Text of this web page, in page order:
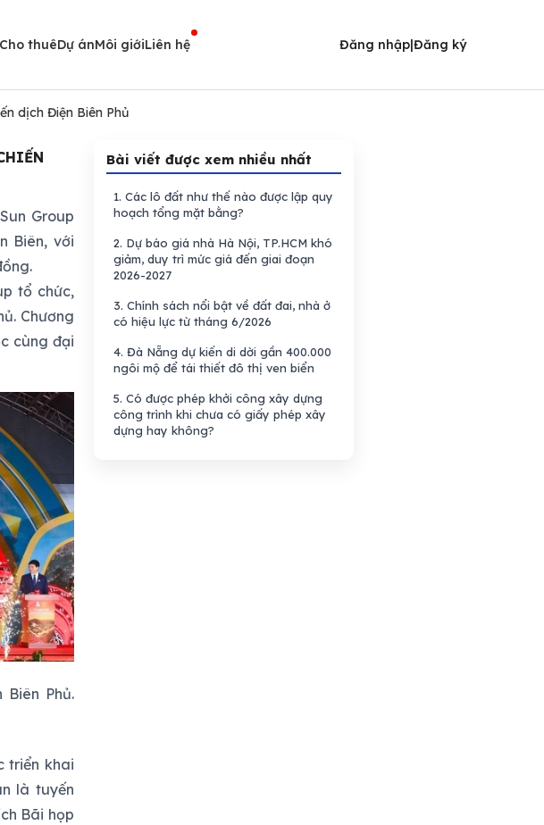
Cho thuêDự ánMôi giớiLiên hệ Đăng nhập|Đăng ký
dịch Điện Biên Phủ
Group
Biên, với
tổ chức,
Chương
cùng đại
Phủ.
triển khai
là tuyến
Bãi họp
Bài viết được xem nhiều nhất
1. Các lô đất như thế nào được lập quy
hoạch tổng mặt bằng?
2. Dự báo giá nhà Hà Nội, TP.HCM khó
giảm, duy trì mức giá đến giai đoạn
2026-2027
3. Chính sách nổi bật về đất đai, nhà ở
có hiệu lực từ tháng 6/2026
4. Đà Nẵng dự kiến di dời gần 400.000
ngôi mộ để tái thiết đô thị ven biển
5. Có được phép khởi công xây dựng
công trình khi chưa có giấy phép xây
dựng hay không?